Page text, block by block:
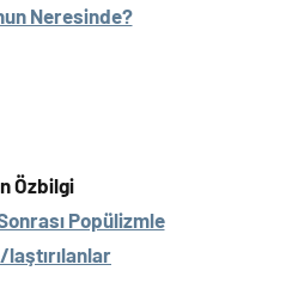
Neresinde?
Özbilgi
Popülizmle
laştırılanlar